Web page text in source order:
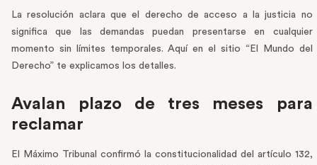
La resolución aclara que el derecho de acceso a la justicia no
significa que las demandas puedan presentarse en cualquier
momento sin límites temporales. Aquí en el sitio “El Mundo del
Derecho” te explicamos los detalles.
Avalan plazo de tres meses para
reclamar
El Máximo Tribunal confirmó la constitucionalidad del artículo 132,